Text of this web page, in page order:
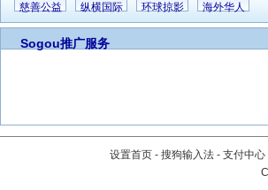
慈善公益 纵横国际 环球掠影 海外华人
Sogou推广服务
设置首页 - 搜狗输入法 - 支付中心